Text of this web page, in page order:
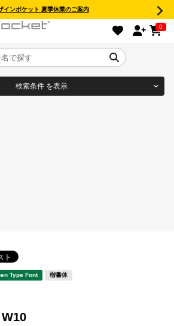
インポケット 夏季休業のご案内
0
検索条件 を表示
Type Font 楷書体